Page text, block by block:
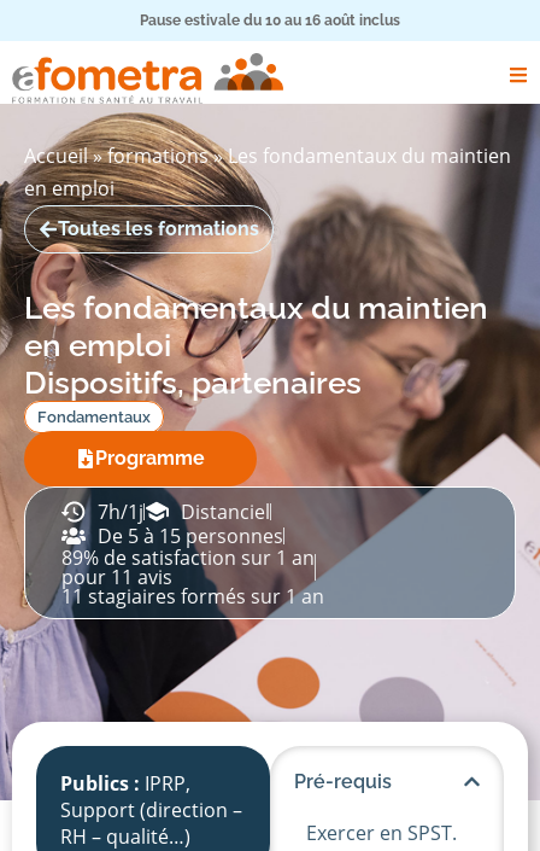
Pause estivale du 10 au 16 août inclus
Accueil»formations»Les fondamentaux du maintien
en emploi
Toutes les formations
Les fondamentaux du maintien
en emploi
Dispositifs, partenaires
Fondamentaux
Programme
7h/1j
Distanciel
De 5 à 15 personnes
89% de satisfaction sur 1 an
pour 11 avis
11 stagiaires formés sur 1 an
Publics : IPRP,
Support (direction –
RH – qualité…)
Pré-requis
Exercer en SPST.